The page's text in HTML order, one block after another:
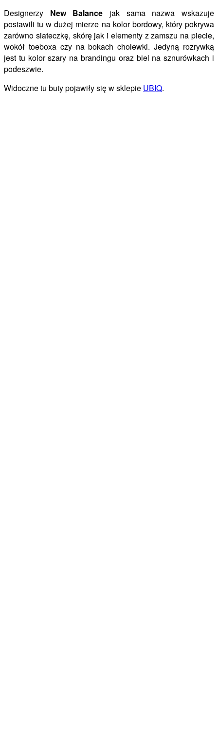
Designerzy New Balance jak sama nazwa wskazuje
postawili tu w dużej mierze na kolor bordowy, który pokrywa
zarówno siateczkę, skórę jak i elementy z zamszu na piecie,
wokół toeboxa czy na bokach cholewki. Jedyną rozrywką
jest tu kolor szary na brandingu oraz biel na sznurówkach i
podeszwie.
Widoczne tu buty pojawiły się w sklepie UBIQ.